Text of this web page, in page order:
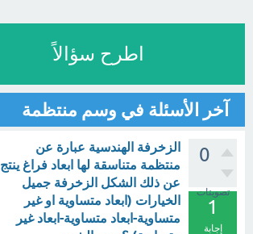
اطرح سؤالاً
آخر الأسئلة في وسم منتظمة
0
تصويتات
1
إجابة
الزخرفة الهندسية عبارة عن
منتظمة متناسقة لها ابعاد فراغ ينتج
عن ذلك الشكل الزخرفة جميل
الخيارات (ابعاد متساوية او غير
متساوية-ابعاد متساوية-ابعاد غير